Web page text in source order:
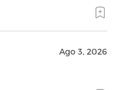
Ago 3, 2026